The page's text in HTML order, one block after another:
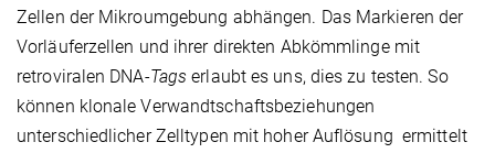
Zellen der Mikroumgebung abhängen. Das Markieren der
Vorläuferzellen und ihrer direkten Abkömmlinge mit
retroviralen DNA-Tags erlaubt es uns, dies zu testen. So
können klonale Verwandtschaftsbeziehungen
unterschiedlicher Zelltypen mit hoher Auflösung ermittelt